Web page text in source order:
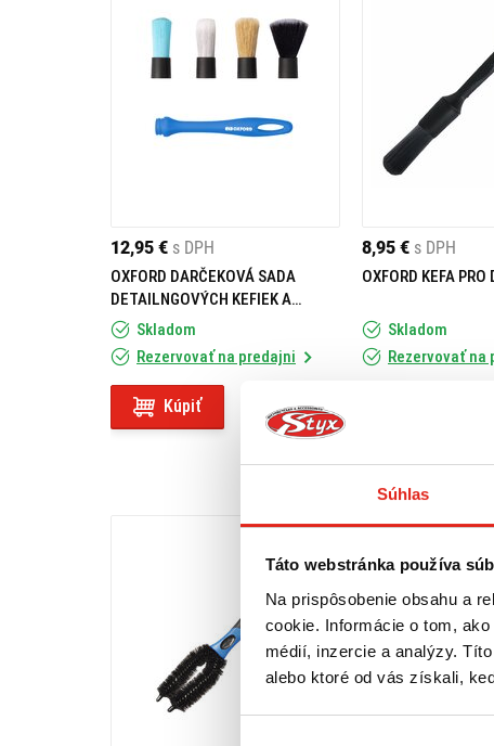
Súhlas
Táto webstránka používa
Na prispôsobenie obsahu a
cookie. Informácie o tom,
médií, inzercie a analýzy.
alebo ktoré od vás získali,
12,95 € s DPH
OXFORD DARČEKOVÁ SADA
DETAILNGOVÝCH KEFIEK A
ŠTETCOV
Skladom
Rezervovať na predajni
Kúpiť
8,95 € s DPH
OXFORD KEFA PRO
Skladom
Rezervovať na